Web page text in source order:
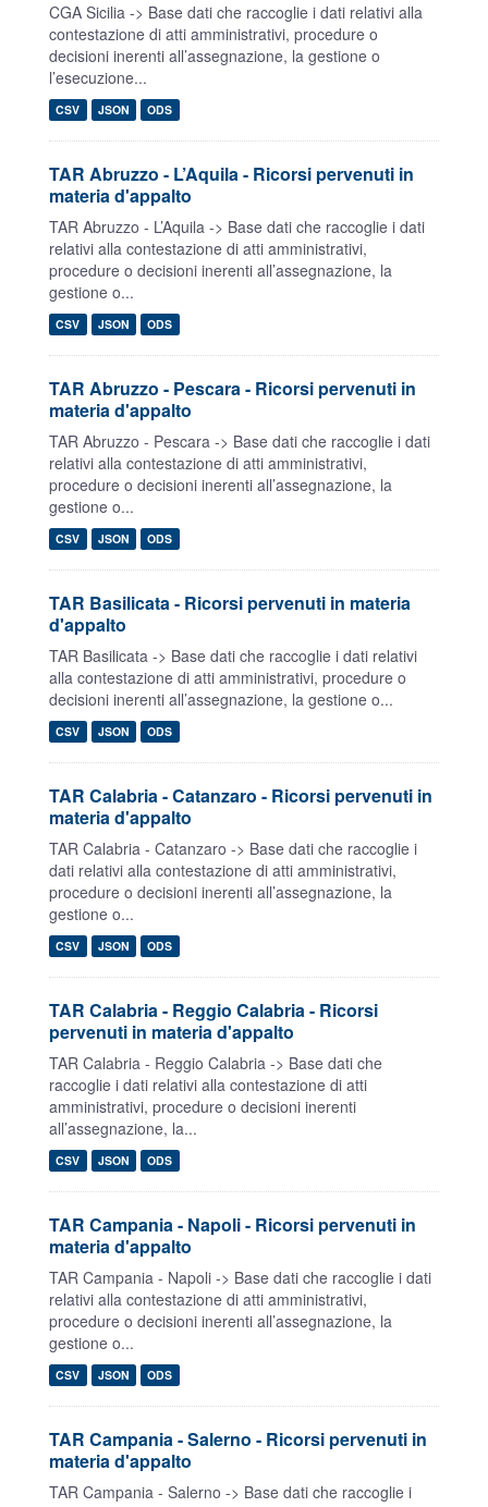
CGA Sicilia -> Base dati che raccoglie i dati relativi alla
contestazione di atti amministrativi, procedure o
decisioni inerenti all’assegnazione, la gestione o
l’esecuzione...
CSV JSON ODS
TAR Abruzzo - L’Aquila - Ricorsi pervenuti in
materia d'appalto
TAR Abruzzo - L’Aquila -> Base dati che raccoglie i dati
relativi alla contestazione di atti amministrativi,
procedure o decisioni inerenti all’assegnazione, la
gestione o...
CSV JSON ODS
TAR Abruzzo - Pescara - Ricorsi pervenuti in
materia d'appalto
TAR Abruzzo - Pescara -> Base dati che raccoglie i dati
relativi alla contestazione di atti amministrativi,
procedure o decisioni inerenti all’assegnazione, la
gestione o...
CSV JSON ODS
TAR Basilicata - Ricorsi pervenuti in materia
d'appalto
TAR Basilicata -> Base dati che raccoglie i dati relativi
alla contestazione di atti amministrativi, procedure o
decisioni inerenti all’assegnazione, la gestione o...
CSV JSON ODS
TAR Calabria - Catanzaro - Ricorsi pervenuti in
materia d'appalto
TAR Calabria - Catanzaro -> Base dati che raccoglie i
dati relativi alla contestazione di atti amministrativi,
procedure o decisioni inerenti all’assegnazione, la
gestione o...
CSV JSON ODS
TAR Calabria - Reggio Calabria - Ricorsi
pervenuti in materia d'appalto
TAR Calabria - Reggio Calabria -> Base dati che
raccoglie i dati relativi alla contestazione di atti
amministrativi, procedure o decisioni inerenti
all’assegnazione, la...
CSV JSON ODS
TAR Campania - Napoli - Ricorsi pervenuti in
materia d'appalto
TAR Campania - Napoli -> Base dati che raccoglie i dati
relativi alla contestazione di atti amministrativi,
procedure o decisioni inerenti all’assegnazione, la
gestione o...
CSV JSON ODS
TAR Campania - Salerno - Ricorsi pervenuti in
materia d'appalto
TAR Campania - Salerno -> Base dati che raccoglie i